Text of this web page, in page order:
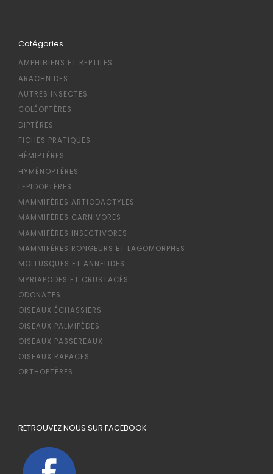
Catégories
AMPHIBIENS ET REPTILES
ARACHNIDES
AUTRES INSECTES
COLÉOPTÈRES
DIPTÈRES
FICHES PRATIQUES
HÉMIPTÈRES
HYMÉNOPTÈRES
LÉPIDOPTÈRES
MAMMIFÈRES ARTIODACTYLES
MAMMIFÈRES CARNIVORES
MAMMIFÈRES INSECTIVORES
MAMMIFÈRES RONGEURS ET LAGOMORPHES
MOLLUSQUES ET ANNÉLIDES
MYRIAPODES ET CRUSTACÉS
ODONATES
OISEAUX ÉCHASSIERS
OISEAUX PALMIPÈDES
OISEAUX PASSEREAUX
OISEAUX RAPACES
ORTHOPTÈRES
RETROUVEZ NOUS SUR FACEBOOK